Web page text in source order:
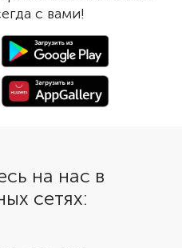
митболы, добавив в
пряный соус песто с
деликатный лук-
итальянские травы.
пикантные митболы
только выложить на
пасты орзо с
с вами!
на нас в
сетях: